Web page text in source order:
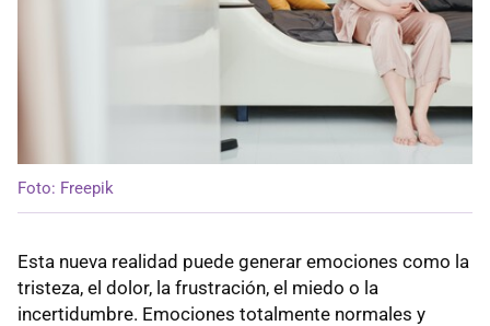
Foto: Freepik
Esta nueva realidad puede generar emociones como la
tristeza, el dolor, la frustración, el miedo o la
incertidumbre. Emociones totalmente normales y